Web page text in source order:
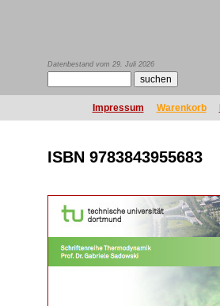
Datenbestand vom 29. Juli 2026
Impressum Warenkorb
ISBN 9783843955683